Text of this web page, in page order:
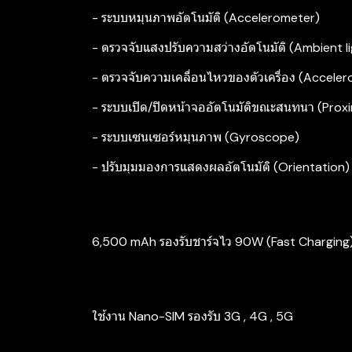
- ระบบหมุนภาพอัตโนมัติ (Accelerometer)
- ตรวจจับแสงปรับความสว่างอัตโนมัติ (Ambient
- ตรวจจับความเคลื่อนไหวของตัวเครื่อง
- ระบบเปิด/ปิดหน้าจออัตโนมัติขณะสนทนา
- ระบบเซนเซอร์หมุนภาพ (Gyroscope)
- ปรับมุมมองการแสดงผลอัตโนมัติ (Orientation)
6,500 mAh รองรับชาร์จไว 90W (Fast
ใช้งาน Nano-SIM รองรับ 3G , 4G , 5G